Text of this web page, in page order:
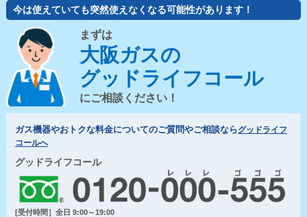
今は使えていても突然使えなくなる可能性があります！
まずは
大阪ガスの
グッドライフコール
にご相談ください！
ガス機器やおトクな料金についてのご質問やご相談ならグッドライフ
コールへ
グッドライフコール
[受付時間］全日 9:00～19:00